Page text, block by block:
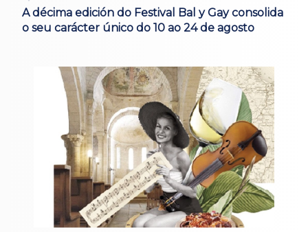
A décima edición do Festival Bal y Gay consolida
o seu carácter único do 10 ao 24 de agosto